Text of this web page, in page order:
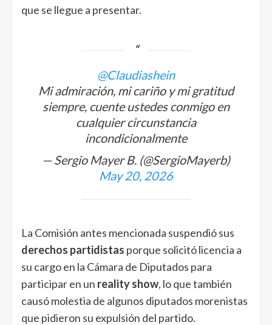
que se llegue a presentar.
@Claudiashein
Mi admiración, mi cariño y mi gratitud
siempre, cuente ustedes conmigo en
cualquier circunstancia
incondicionalmente
— Sergio Mayer B. (@SergioMayerb)
May 20, 2026
La Comisión antes mencionada suspendió sus
derechos partidistas porque solicitó licencia a
su cargo en la Cámara de Diputados para
participar en un reality show, lo que también
causó molestia de algunos diputados morenistas
que pidieron su expulsión del partido.